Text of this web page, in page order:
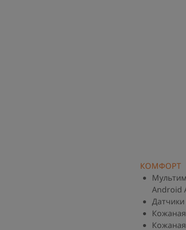
КОМФОРТ
Android